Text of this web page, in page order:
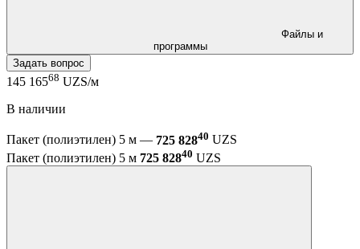
программы
Задать вопрос
145 16568 UZS/м
В наличии
Пакет (полиэтилен) 5 м — 725 82840 UZS
Пакет (полиэтилен) 5 м 725 82840 UZS